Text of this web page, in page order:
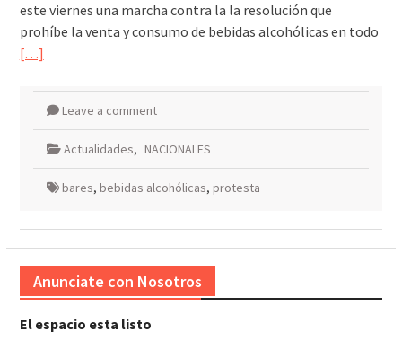
este viernes una marcha contra la la resolución que
prohíbe la venta y consumo de bebidas alcohólicas en todo
[…]
Leave a comment
Actualidades, NACIONALES
bares, bebidas alcohólicas, protesta
Anunciate con Nosotros
El espacio esta listo